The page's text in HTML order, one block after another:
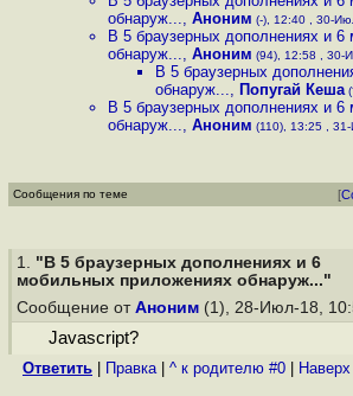
обнаруж..., Аноним (-), 12:40 , 30-
В 5 браузерных дополнениях и
обнаруж..., Аноним (94), 12:58 , 30-
В 5 браузерных
обнаруж..., Попугай Кеша
В 5 браузерных дополнениях и
обнаруж..., Аноним (110), 13:25 ,
Сообщения по теме [
1. "В 5 браузерных дополнениях и 6
мобильных приложениях обнаруж..."
Сообщение от Аноним (1), 28-Июл-18,
Javascript?
Ответить Правка| ^ к родителю #0 Наверх